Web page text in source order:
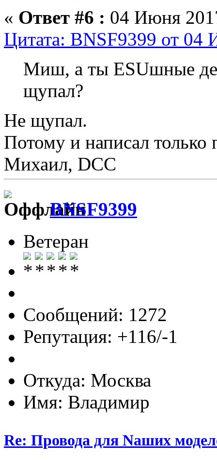
« Ответ #6 : 04 Июня
Цитата: BNSF9399 от 04
Миш, а ты ESUшные
щупал?
Не щупал.
Потому и написал только
Михаил, DCC
BNSF9399
Ветеран
Сообщений: 1272
Репутация: +116/-1
Откуда: Москва
Имя: Владимир
Re: Провода для Nаших